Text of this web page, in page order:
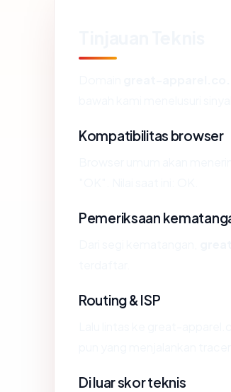
Kompatibilitas browser
Pemeriksaan
Routing & ISP
Di luar skor teknis